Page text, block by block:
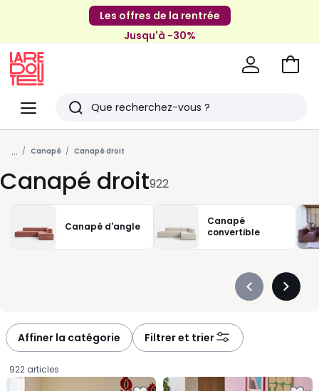
Les offres de la rentrée
Jusqu'à -30%
Menu
Redoute
Rechercher
Derniers
articles
vus
Aller
... Canapé Canapé droit
Canapé droit922
Canapé d'angle
Canapé
convertible
Précédent
Affiner la catégorie Filtrer et trier
922 articles